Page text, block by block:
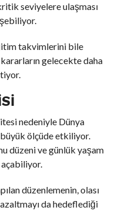
seviyelere ulaşması
takvimlerini bile
gelecekte daha
nedeniyle Dünya
büyük ölçüde etkiliyor.
düzeni ve günlük yaşam
düzenlemenin, olası
da hedeflediği